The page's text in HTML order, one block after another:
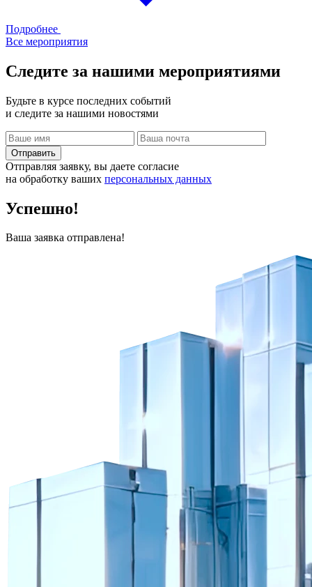
Подробнее
Все мероприятия
Следите за нашими мероприятиями
Будьте в курсе последних событий
и следите за нашими новостями
Отправить
Отправляя заявку, вы даете согласие
на обработку ваших персональных данных
Успешно!
Ваша заявка отправлена!